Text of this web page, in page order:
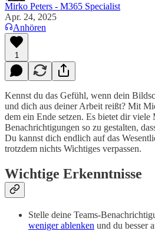
Mirko Peters - M365 Specialist
Apr. 24, 2025
Anhören
1
Kennst du das Gefühl, wenn dein
und dich aus deiner Arbeit reißt? Mit
dem ein Ende setzen. Es bietet dir viele
Benachrichtigungen so zu gestalten,
Du kannst dich endlich auf das
trotzdem nichts Wichtiges verpassen.
Wichtige Erkenntnisse
Stelle deine Teams-
weniger ablenken und du besser